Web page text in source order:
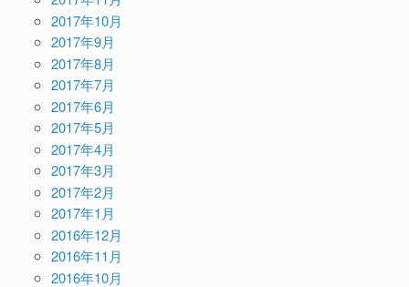
2017年10月
2017年9月
2017年8月
2017年7月
2017年6月
2017年5月
2017年4月
2017年3月
2017年2月
2017年1月
2016年12月
2016年11月
2016年10月